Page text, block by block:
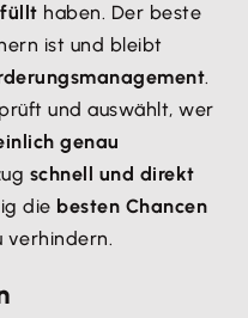
haben. Der beste
ist und bleibt
.
und auswählt, wer
genau
schnell und direkt
die besten Chancen
verhindern.